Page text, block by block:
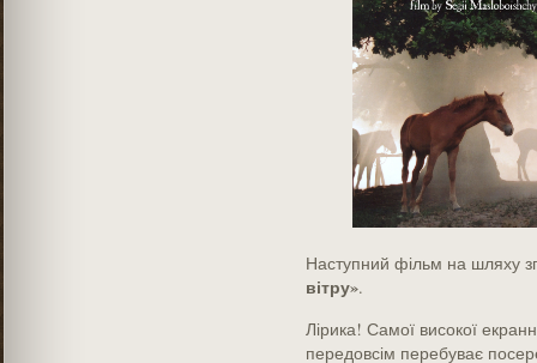
Наступний фільм на шляху
вітру».
Лірика! Самої високої
передовсім перебуває